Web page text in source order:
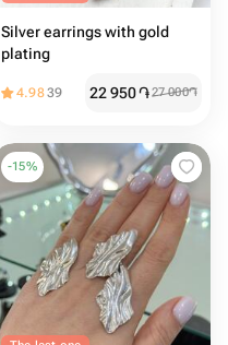
Silver earrings with gold
plating
4.9839 22 950֏27 000֏
-15%